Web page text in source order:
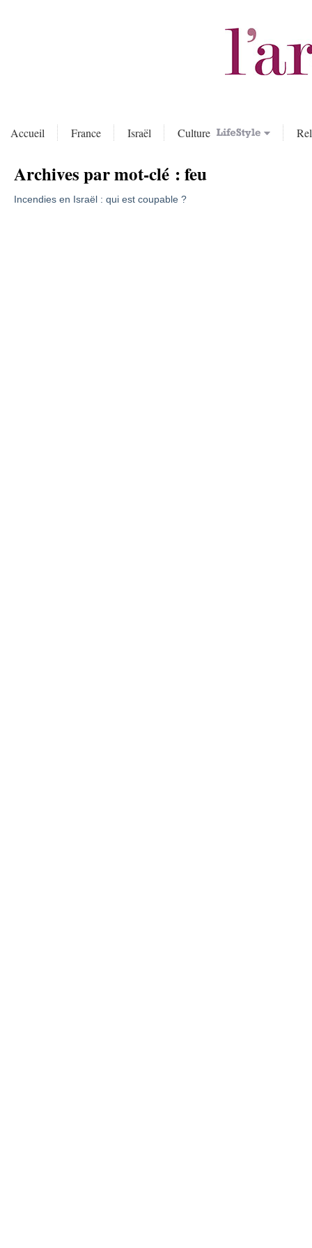
Accueil France Israël Culture
Archives par mot-clé :feu
Incendies en Israël : qui est coupable ?